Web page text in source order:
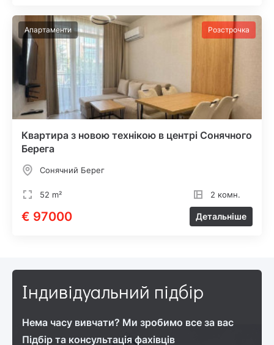
Апартаменти Розстрочка
Квартира з новою технікою в центрі Сонячного
Берега
Сонячний Берег
52 m² 2 комн.
€ 97000 Детальніше
Індивідуальний підбір
Нема часу вивчати? Ми зробимо все за вас
Підбір та консультація фахівців